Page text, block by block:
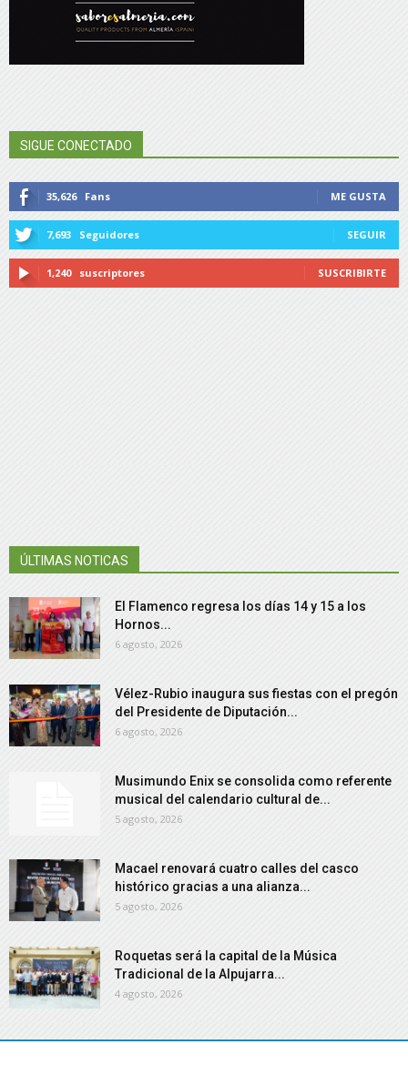
SIGUE CONECTADO
35,626 Fans ME GUSTA
7,693 Seguidores SEGUIR
1,240 suscriptores SUSCRIBIRTE
ÚLTIMAS NOTICAS
El Flamenco regresa los días 14 y 15 a los
Hornos...
6 agosto, 2026
Vélez-Rubio inaugura sus fiestas con el pregón
del Presidente de Diputación...
6 agosto, 2026
Musimundo Enix se consolida como referente
musical del calendario cultural de...
5 agosto, 2026
Macael renovará cuatro calles del casco
histórico gracias a una alianza...
5 agosto, 2026
Roquetas será la capital de la Música
Tradicional de la Alpujarra...
4 agosto, 2026